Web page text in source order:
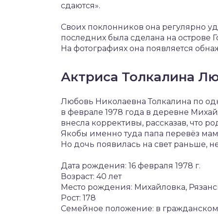
сдаются».
Своих поклонников она регулярно
последних была сделана на острове
На фотографиях она появляется
Актриса Толкалина
Любовь Николаевна Толкалина по
в феврале 1978 года в деревне
внесла коррективы, рассказав, что
Якобы именно туда папа перевёз
Но дочь появилась на свет раньше,
Дата рождения: 16 февраля 1978 г.
Возраст: 40 лет
Место рождения: Михайловка,
Рост: 178
Семейное положение: в